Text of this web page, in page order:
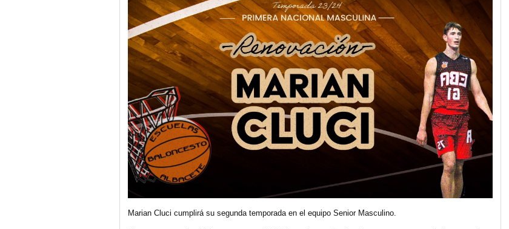
Marian Cluci cumplirá su segunda temporada en el equipo Senior Masculino.